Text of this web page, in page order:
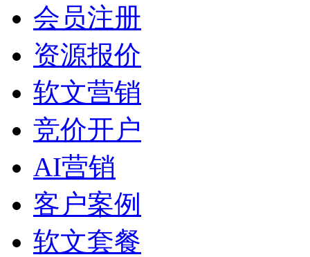
会员注册
资源报价
软文营销
竞价开户
AI营销
客户案例
软文套餐